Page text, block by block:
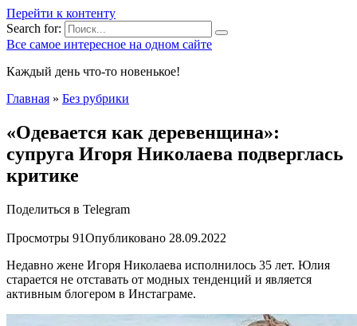
Перейти к контенту
Search for:
Все самое интересное на одном сайте
Каждый день что-то новенькое!
Главная » Без рубрики
«Одевается как деревенщина»:
супруга Игоря Николаева подверглась
критике
Поделиться в Telegram
Просмотры 91Опубликовано 28.09.2022
Недавно жене Игоря Николаева исполнилось 35 лет. Юлия
старается не отставать от модных тенденций и является
активным блогером в Инстаграме.